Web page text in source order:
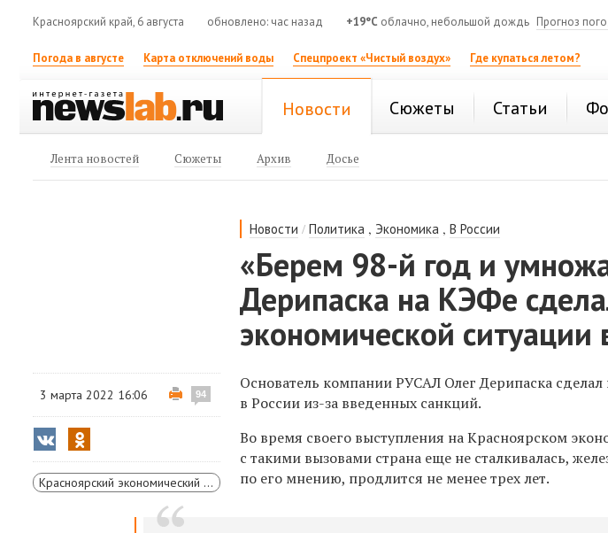
Красноярский край, 6 августа обновлено: час назад +19°C облачно, небольшой дождь Прогноз
Погода в августе Карта отключений воды Спецпроект «Чистый воздух» Где купаться летом?
Новости Сюжеты Статьи
Лента новостей Сюжеты Архив Досье
Новости /Политика , Экономика ,В России
«Берем 98-й год и
Дерипаска на КЭФе
экономической ситуации
3 марта 2022 16:06 94
Красноярский экономический форум
Основатель компании РУСАЛ Олег Дерипаска
в России из-за введенных санкций.
Во время своего выступления на Красноярском
с такими вызовами страна еще не сталкивалась,
по его мнению, продлится не менее трех лет.